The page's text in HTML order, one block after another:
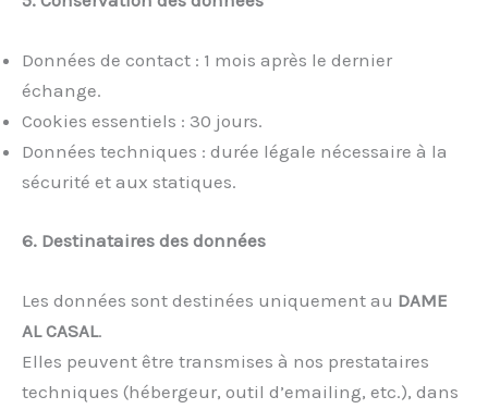
Données de contact : 1 mois après le dernier
échange.
Cookies essentiels : 30 jours.
Données techniques : durée légale nécessaire à la
sécurité et aux statiques.
6. Destinataires des données
Les données sont destinées uniquement au DAME
AL CASAL.
Elles peuvent être transmises à nos prestataires
techniques (hébergeur, outil d’emailing, etc.), dans